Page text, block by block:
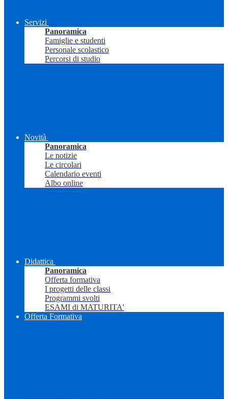
Servizi
Panoramica
Famiglie e studenti
Personale scolastico
Percorsi di studio
Novità
Panoramica
Le notizie
Le circolari
Calendario eventi
Albo online
Didattica
Panoramica
Offerta formativa
I progetti delle classi
Programmi svolti
ESAMI di MATURITA'
Offerta Formativa